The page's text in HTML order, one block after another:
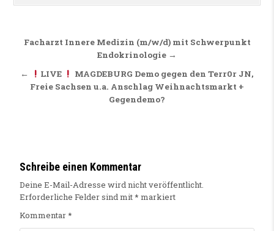
Beitragsnavigation
Facharzt Innere Medizin (m/w/d) mit Schwerpunkt
Endokrinologie →
←
LIVE
MAGDEBURG Demo gegen den Terr0r JN,
Freie Sachsen u.a. Anschlag Weihnachtsmarkt +
Gegendemo?
Schreibe einen Kommentar
Deine E-Mail-Adresse wird nicht veröffentlicht.
Erforderliche Felder sind mit* markiert
Kommentar*